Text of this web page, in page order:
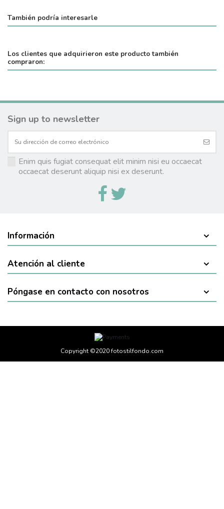
También podría interesarle
Los clientes que adquirieron este producto también
compraron:
Sign up to newsletter
Enim quis fugiat consequat elit minim nisi eu occaecat
occaecat deserunt aliquip nisi ex deserunt.
Información
Atención al cliente
Póngase en contacto con nosotros
Copyright ©2020 fotostilfondo.com